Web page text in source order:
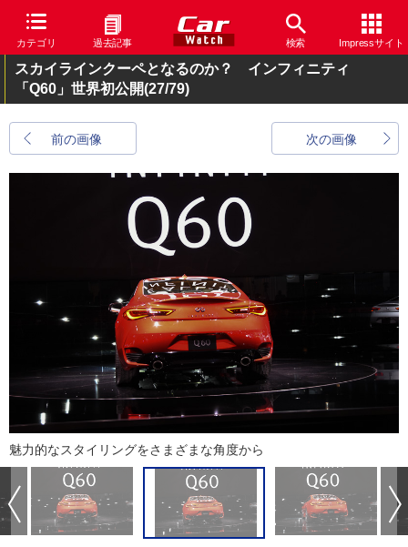
カテゴリ 過去記事 検索 Impressサイト
スカイラインクーペとなるのか？ インフィニティ
「Q60」世界初公開(27/79)
前の画像 次の画像
魅力的なスタイリングをさまざまな角度から